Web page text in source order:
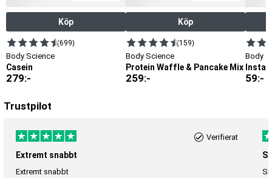
Köp
(699)
Body Science
Casein
279:-
Köp
(159)
Body Science
Protein Waffle & Pancake Mix
259:-
Body
59:-
Trustpilot
Verifierat
Extremt snabbt
Extremt snabbt